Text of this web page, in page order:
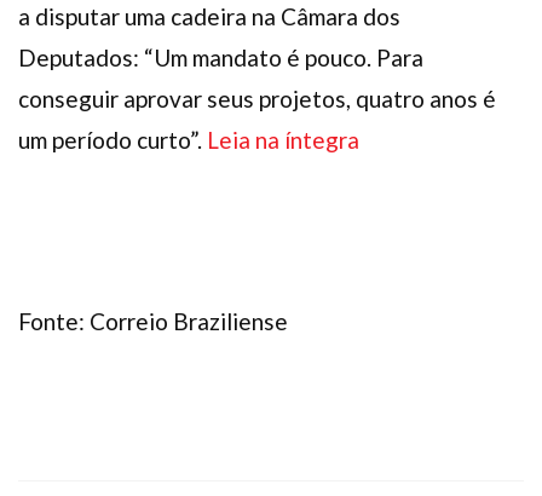
a disputar uma cadeira na Câmara dos
Deputados: “Um mandato é pouco. Para
conseguir aprovar seus projetos, quatro anos é
um período curto”. Leia na íntegra
Fonte: Correio Braziliense